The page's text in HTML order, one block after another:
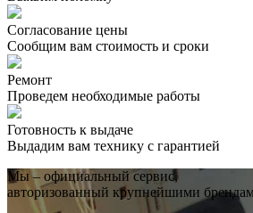
Согласование цены
Сообщим вам стоимость и сроки
Ремонт
Проведем необходимые работы
Готовность к выдаче
Выдадим вам технику с гарантией
Мы – официальный сервис,
авторизованный крупнейшими